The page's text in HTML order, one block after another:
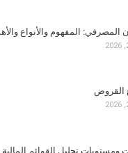
المصرفي: المفهوم والأنواع
القروض
تحليل القوائم المالية